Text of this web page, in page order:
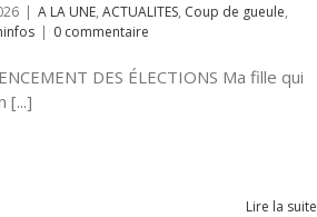
| A LA UNE, ACTUALITES, Coup de gueule,
| 0 commentaire
DES ÉLECTIONS Ma fille qui
[...]
Lire la suite